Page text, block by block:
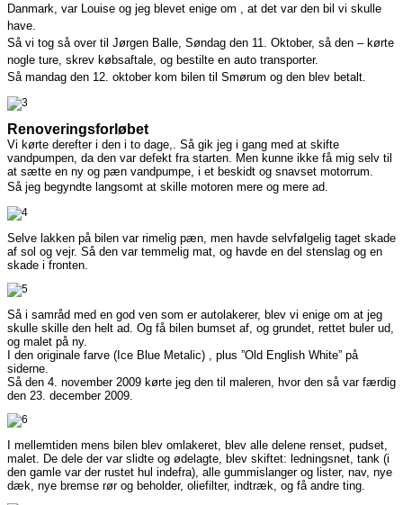
Danmark, var Louise og jeg blevet enige om , at det var den bil vi skulle
have.
Så vi tog så over til Jørgen Balle, Søndag den 11. Oktober, så den – kørte
nogle ture, skrev købsaftale, og bestilte en auto transporter.
Så mandag den 12. oktober kom bilen til Smørum og den blev betalt.
Renoveringsforløbet
Vi kørte derefter i den i to dage,. Så gik jeg i gang med at skifte
vandpumpen, da den var defekt fra starten. Men kunne ikke få mig selv til
at sætte en ny og pæn vandpumpe, i et beskidt og snavset motorrum.
Så jeg begyndte langsomt at skille motoren mere og mere ad.
Selve lakken på bilen var rimelig pæn, men havde selvfølgelig taget skade
af sol og vejr. Så den var temmelig mat, og havde en del stenslag og en
skade i fronten.
Så i samråd med en god ven som er autolakerer, blev vi enige om at jeg
skulle skille den helt ad. Og få bilen bumset af, og grundet, rettet buler ud,
og malet på ny.
I den originale farve (Ice Blue Metalic) , plus ”Old English White” på
siderne.
Så den 4. november 2009 kørte jeg den til maleren, hvor den så var færdig
den 23. december 2009.
I mellemtiden mens bilen blev omlakeret, blev alle delene renset, pudset,
malet. De dele der var slidte og ødelagte, blev skiftet: ledningsnet, tank (i
den gamle var der rustet hul indefra), alle gummislanger og lister, nav, nye
dæk, nye bremse rør og beholder, oliefilter, indtræk, og få andre ting.